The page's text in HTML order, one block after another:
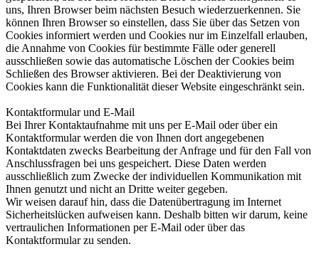
uns, Ihren Browser beim nächsten Besuch wiederzuerkennen. Sie
können Ihren Browser so einstellen, dass Sie über das Setzen von
Cookies informiert werden und Cookies nur im Einzelfall erlauben,
die Annahme von Cookies für bestimmte Fälle oder generell
ausschließen sowie das automatische Löschen der Cookies beim
Schließen des Browser aktivieren. Bei der Deaktivierung von
Cookies kann die Funktionalität dieser Website eingeschränkt sein.
Kontaktformular und E-Mail
Bei Ihrer Kontaktaufnahme mit uns per E-Mail oder über ein
Kontaktformular werden die von Ihnen dort angegebenen
Kontaktdaten zwecks Bearbeitung der Anfrage und für den Fall von
Anschlussfragen bei uns gespeichert. Diese Daten werden
ausschließlich zum Zwecke der individuellen Kommunikation mit
Ihnen genutzt und nicht an Dritte weiter gegeben.
Wir weisen darauf hin, dass die Datenübertragung im Internet
Sicherheitslücken aufweisen kann. Deshalb bitten wir darum, keine
vertraulichen Informationen per E-Mail oder über das
Kontaktformular zu senden.